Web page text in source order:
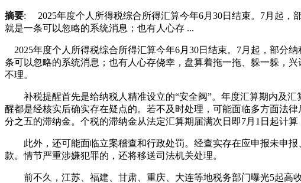
摘要: 2025年度个人所得税综合所得汇算今年6月30日结束。7月起，
就是一条可以忽略的系统消息；也有人心存 ...
2025年度个人所得税综合所得汇算今年6月30日结束。7月起，部分
条可以忽略的系统消息；也有人心存侥幸，盘算着拖一拖、躲一躲，
不理。
补税提醒首先是给纳税人精准设立的“安全阀”。年度汇算期内及汇
醒都是经核实后确实存在疑点的。若不及时处理，可能面临多方面法
分之五的滞纳金。个税的滞纳金从法定汇算期届满次日即7月1日起计算
此外，还可能面临立案稽查和行政处罚。经查实存在应申报未申报
款。情节严重涉嫌犯罪的，还将移送司法机关处理。
前不久，江苏、福建、甘肃、重庆、大连等地税务部门曝光5起高